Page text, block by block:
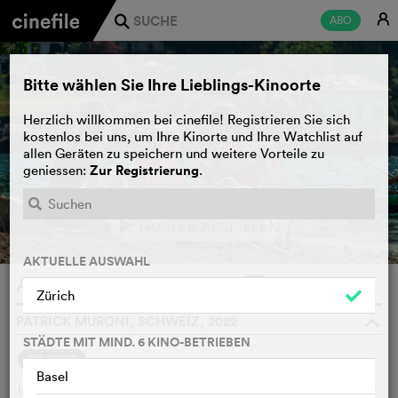
ABO E
j
TRAILER ABSPIELEN
Ardente.x.s.
SYNOPSIS
In Lausanne beginnt eine Gruppe junger Frauen und queerer
Bitte wählen Sie Ihre Lieblings-Kinoorte
Herzlich willkommen bei cinefile! Registrieren Sie sich
kostenlos bei uns, um Ihre Kinorte und Ihre Watchlist auf
allen Geräten zu speichern und weitere Vorteile zu
geniessen: Zur Registrierung.
AKTUELLE AUSWAHL
Zürich
STÄDTE MIT MIND. 6 KINO-BETRIEBEN
Basel